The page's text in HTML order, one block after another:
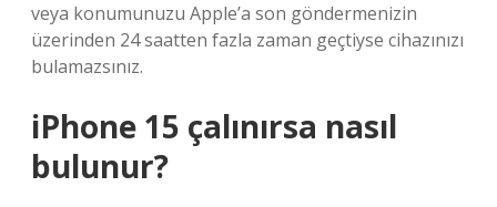
veya konumunuzu Apple’a son göndermenizin
üzerinden 24 saatten fazla zaman geçtiyse cihazınızı
bulamazsınız.
iPhone 15 çalınırsa nasıl
bulunur?